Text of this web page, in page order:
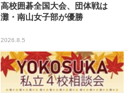
高校囲碁全国大会、団体戦は
灘・南山女子部が優勝
2026.8.5